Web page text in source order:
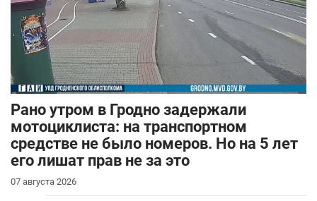
Рано утром в Гродно задержали
мотоциклиста: на транспортном
средстве не было номеров. Но на 5 лет
его лишат прав не за это
07 августа 2026